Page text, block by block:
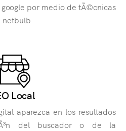
por medio de tÃ©cnicas
netbulb
Local
aparezca en los resultados
del buscador o de la